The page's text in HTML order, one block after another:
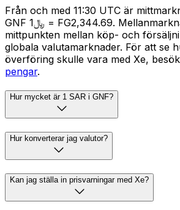
Från och med 11:30 UTC är
GNF ﷼1 = FG2,344.69. Mellanmarknadskursen är
mittpunkten mellan köp- och
globala valutamarknader. För att se
överföring skulle vara med Xe,
pengar.
Hur mycket är 1 SAR i GNF?
Hur konverterar jag valutor?
Kan jag ställa in prisvarningar med Xe?